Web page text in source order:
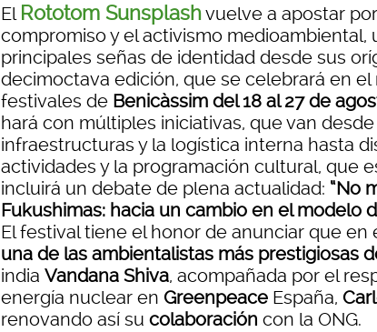
El Rototom Sunsplashvuelve a apostar
compromiso y el activismo medioambiental,
principales señas de identidad desde sus
decimoctava edición, que se celebrará en
festivales de Benicàssim del 18 al 27 de
hará con múltiples iniciativas, que van desde
infraestructuras y la logística interna hasta
actividades y la programación cultural, que
incluirá un debate de plena actualidad: “No
Fukushimas: hacia un cambio en el modelo
El festival tiene el honor de anunciar que en
una de las ambientalistas más prestigiosas
india Vandana Shiva, acompañada por el
energía nuclear en Greenpeace España,
renovando así su colaboración con la ONG.